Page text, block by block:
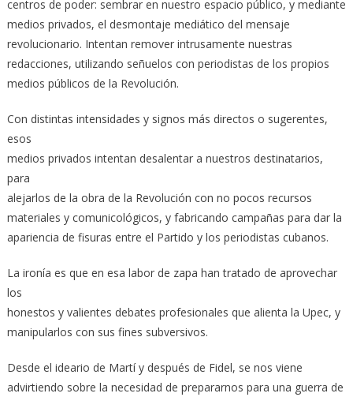
centros de poder: sembrar en nuestro espacio público, y mediante
medios privados, el desmontaje mediático del mensaje
revolucionario. Intentan remover intrusamente nuestras
redacciones, utilizando señuelos con periodistas de los propios
medios públicos de la Revolución.
Con distintas intensidades y signos más directos o sugerentes,
esos
medios privados intentan desalentar a nuestros destinatarios,
para
alejarlos de la obra de la Revolución con no pocos recursos
materiales y comunicológicos, y fabricando campañas para dar la
apariencia de fisuras entre el Partido y los periodistas cubanos.
La ironía es que en esa labor de zapa han tratado de aprovechar
los
honestos y valientes debates profesionales que alienta la Upec, y
manipularlos con sus fines subversivos.
Desde el ideario de Martí y después de Fidel, se nos viene
advirtiendo sobre la necesidad de prepararnos para una guerra de